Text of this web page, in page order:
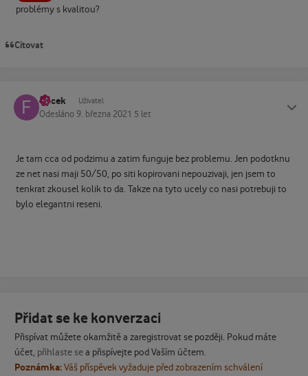
problémy s kvalitou?
Citovat
flacek Uživatel
Odesláno 9. března 2021 5 let
Je tam cca od podzimu a zatim funguje bez problemu. Jen podotknu
ze net nasi maji 50/50, po siti kopirovani nepouzivaji, jen jsem to
tenkrat zkousel kolik to da. Takze na tyto ucely co nasi potrebuji to
bylo elegantni reseni.
Přidat se ke konverzaci
Přispívat můžete okamžitě a zaregistrovat se později. Pokud máte
účet, přihlaste sea přispívejte pod Vaším účtem.
Poznámka:Váš příspěvek vyžaduje před zobrazením schválení